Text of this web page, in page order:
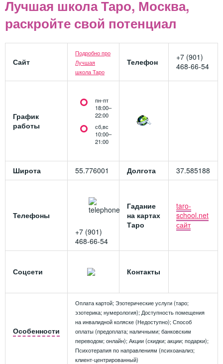
Лучшая школа Таро, Москва,
раскройте свой потенциал
Сайт
Подробно про
Лучшая
школа Таро
Телефон
+7 (901)
468-66-54
График
работы
пн-пт
18:00–
22:00
сб,вс
10:00–
21:00
Широта 55.776001 Долгота 37.585188
Телефоны
+7 (901)
468-66-54
Гадание
на картах
Таро
taro-
school.net
сайт
Соцсети Контакты
Особенности
Оплата картой; Эзотерические услуги (таро;
эзотерика; нумерология); Доступность помещения
на инвалидной коляске (Недоступно); Способ
оплаты (предоплата; наличными; банковским
переводом; онлайн); Акции (скидки; акции; подарки);
Психотерапия по направлениям (психоанализ;
клиент-центрированный)